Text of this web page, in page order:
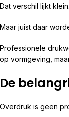
Dat verschil lijkt klein.
Maar juist daar
Professionele
op vormgeving,
De
Overdruk is geen